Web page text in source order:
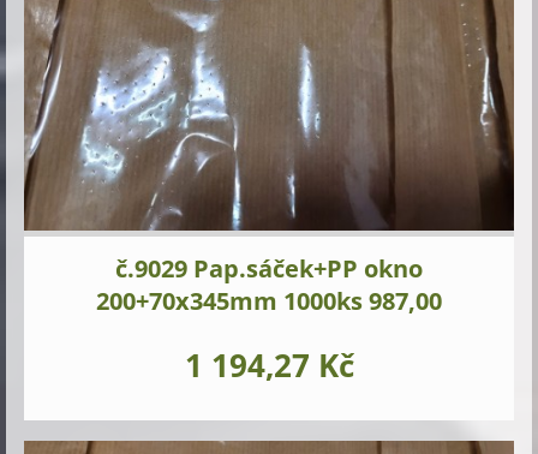
č.9029 Pap.sáček+PP okno
200+70x345mm 1000ks 987,00
1 194,27 Kč